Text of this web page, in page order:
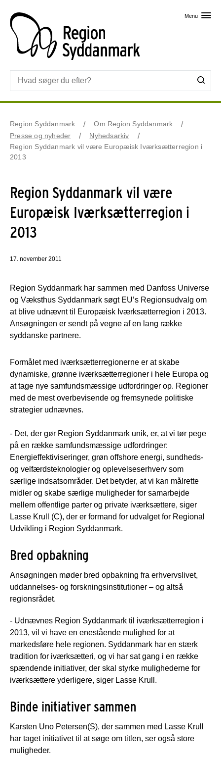
Menu
Region Syddanmark
Om Region Syddanmark
Presse og nyheder
Nyhedsarkiv
Region Syddanmark vil være Europæisk Iværksætterregion i
2013
Region Syddanmark vil være
Europæisk Iværksætterregion i
2013
17. november 2011
Region Syddanmark har sammen med Danfoss Universe
og Væksthus Syddanmark søgt EU’s Regionsudvalg om
at blive udnævnt til Europæisk Iværksætterregion i 2013.
Ansøgningen er sendt på vegne af en lang række
syddanske partnere.
Formålet med iværksætterregionerne er at skabe
dynamiske, grønne iværksætterregioner i hele Europa og
at tage nye samfundsmæssige udfordringer op. Regioner
med de mest overbevisende og fremsynede politiske
strategier udnævnes.
- Det, der gør Region Syddanmark unik, er, at vi tør pege
på en række samfundsmæssige udfordringer:
Energieffektiviseringer, grøn offshore energi, sundheds-
og velfærdsteknologier og oplevelseserhverv som
særlige indsatsområder. Det betyder, at vi kan målrette
midler og skabe særlige muligheder for samarbejde
mellem offentlige parter og private iværksættere, siger
Lasse Krull (C), der er formand for udvalget for Regional
Udvikling i Region Syddanmark.
Bred opbakning
Ansøgningen møder bred opbakning fra erhvervslivet,
uddannelses- og forskningsinstitutioner – og altså
regionsrådet.
- Udnævnes Region Syddanmark til iværksætterregion i
2013, vil vi have en enestående mulighed for at
markedsføre hele regionen. Syddanmark har en stærk
tradition for iværksætteri, og vi har sat gang i en række
spændende initiativer, der skal styrke mulighederne for
iværksættere yderligere, siger Lasse Krull.
Binde initiativer sammen
Karsten Uno Petersen(S), der sammen med Lasse Krull
har taget initiativet til at søge om titlen, ser også store
muligheder.